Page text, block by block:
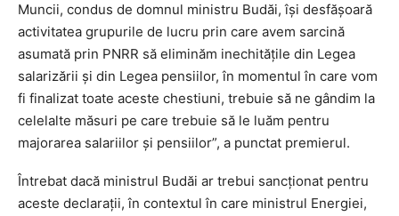
Muncii, condus de domnul ministru Budăi, îşi desfăşoară
activitatea grupurile de lucru prin care avem sarcină
asumată prin PNRR să eliminăm inechităţile din Legea
salarizării şi din Legea pensiilor, în momentul în care vom
fi finalizat toate aceste chestiuni, trebuie să ne gândim la
celelalte măsuri pe care trebuie să le luăm pentru
majorarea salariilor şi pensiilor”, a punctat premierul.
Întrebat dacă ministrul Budăi ar trebui sancţionat pentru
aceste declaraţii, în contextul în care ministrul Energiei,